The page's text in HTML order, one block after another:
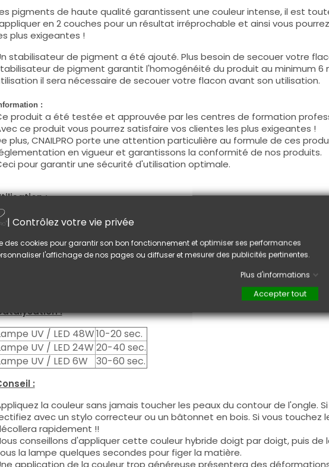
pigments de haute qualité garantissent une couleur intense, il est
en 2 couches pour un résultat irréprochable et ainsi vous
plus exigeantes !
stabilisateur de pigment a été ajouté. Plus besoin de secouer votre
de pigment garantit l'homogénéité du produit au minimum 6
il sera nécessaire de secouer votre flacon avant son utilisation.
:
produit a été testée et approuvée par les centres de formation
ce produit vous pourrez satisfaire vos clientes les plus exigeantes !
plus, CNAILPRO porte une attention particulière au formule de ces
en vigueur et garantissons la conformité de nos produits.
pour garantir une sécurité d'utilisation optimale.
:
couleur s'applique avec son pinceau, de manière fine, sur la base (il
la couche de cohésion) ou sur la construction après limage.
produit s'applique en deux couches, fermez le bord libre à la première
couche pour garantir un résultat optimal.
pouvez dégraisser la couche de cohésion si vous désirez faire une
:
UV / LED 48W10-20 sec.
UV / LED 24W 20-40 sec.
UV / LED 6W
30-60 sec.
:
la couleur sans jamais toucher les peaux du contour de l'ongle.
avec un stylo correcteur ou un bâtonnet en bois. Si vous touchez
rapidement !!
conseillons d'appliquer cette couleur hybride doigt par doigt, puis de
la lampe quelques secondes pour figer la matière.
application de la couleur trop généreuse présentera des
| Contrôlez votre vie privée
des cookies pour garantir son bon fonctionnement et optimiser ses performances
l'affichage de nos pages ou diffuser et mesurer des publicités pertinentes.
Plus d'informations
Accepter tout